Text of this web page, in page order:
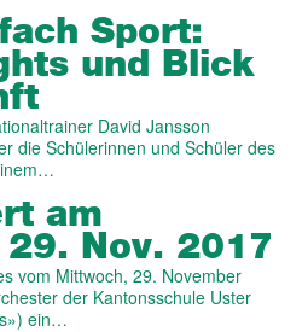
Sport:
und Blick
David Jansson
die Schülerinnen und Schüler des
am
29. Nov. 2017
vom Mittwoch, 29. November
der Kantonsschule Uster
ein…